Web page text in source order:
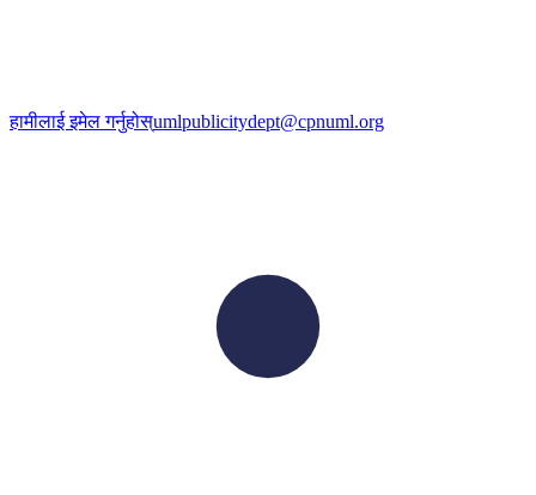
हामीलाई इमेल गर्नुहोस्umlpublicitydept@cpnuml.org